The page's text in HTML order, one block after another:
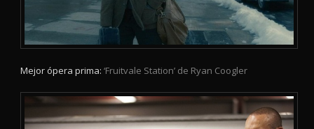
Mejor ópera prima: ‘Fruitvale Station’ de Ryan Coogler